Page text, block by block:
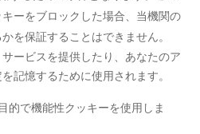
ーをブロックした場合、当機関の
を保証することはできません。
ービスを提供したり、あなたのア
記憶するために使用されます。
的で機能性クッキーを使用しま